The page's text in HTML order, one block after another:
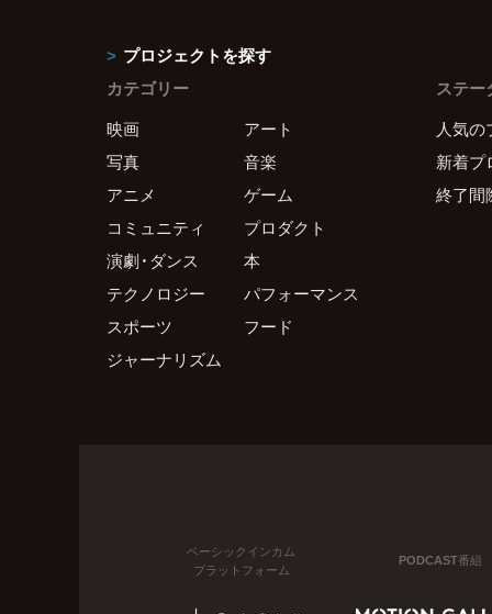
プロジェクトを探す
カテゴリー
映画
アート
写真
音楽
アニメ
ゲーム
コミュニティ
プロダクト
演劇・ダンス
本
テクノロジー
パフォーマンス
スポーツ
フード
ジャーナリズム
ステー
人気の
新着プ
終了間
ベーシックインカム
プラットフォーム
PODCAST番組